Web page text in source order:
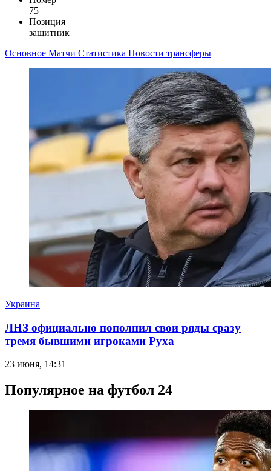
75
Позиция
защитник
Основное Матчи Статистика Новости трансферы
Украина
ЛНЗ официально пополнил свои ряды сразу
тремя бывшими игроками Руха
23 июня, 14:31
Популярное на футбол 24